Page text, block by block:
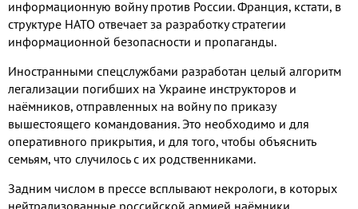
информационную войну против России.Франция, кстати, в
структуре НАТО отвечает за разработку стратегии
информационной безопасности и пропаганды.
Иностранными спецслужбами разработан целый алгоритм
легализации погибших на Украине инструкторов и
наёмников, отправленных на войну по приказу
вышестоящего командования.Это необходимо и для
оперативного прикрытия, и для того, чтобы объяснить
семьям, что случилось с их родственниками.
Задним числом в прессе всплывают некрологи, в которых